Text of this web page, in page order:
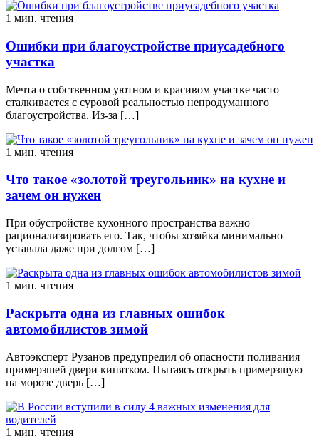
1 мин. чтения
Ошибки при благоустройстве приусадебного
участка
Мечта о собственном уютном и красивом участке часто
сталкивается с суровой реальностью непродуманного
благоустройства. Из-за […]
1 мин. чтения
Что такое «золотой треугольник» на кухне и
зачем он нужен
При обустройстве кухонного пространства важно
рационализировать его. Так, чтобы хозяйка минимально
уставала даже при долгом […]
1 мин. чтения
Раскрыта одна из главных ошибок
автомобилистов зимой
Автоэксперт Рузанов предупредил об опасности поливания
примерзшей двери кипятком. Пытаясь открыть примерзшую
на морозе дверь […]
1 мин. чтения